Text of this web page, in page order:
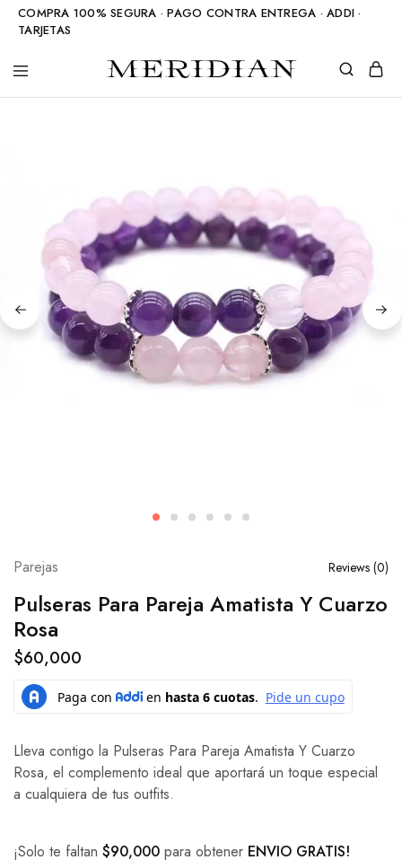
COMPRA 100% SEGURA · PAGO CONTRA ENTREGA · ADDI ·
TARJETAS
Meridian
Accesorios
Parejas Reviews (0)
Pulseras Para Pareja Amatista Y Cuarzo
Rosa
$60,000
Lleva contigo la Pulseras Para Pareja Amatista Y Cuarzo
Rosa, el complemento ideal que aportará un toque especial
a cualquiera de tus outfits.
¡Solo te faltan $90,000 para obtener ENVIO GRATIS!